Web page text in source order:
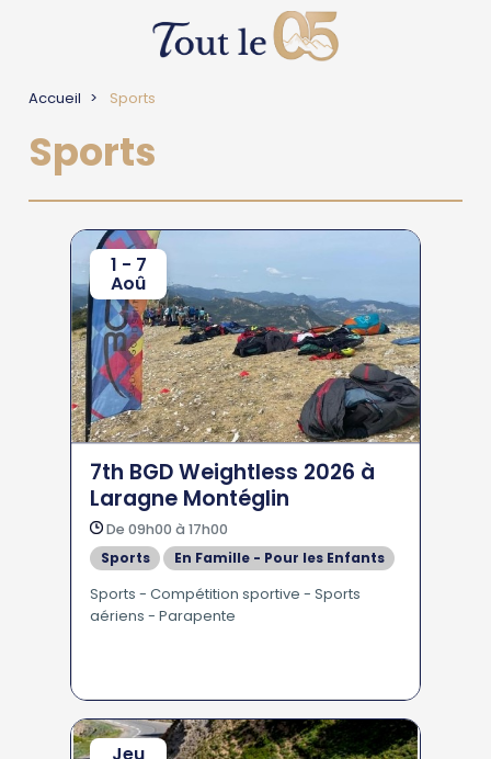
Accueil Sports
Sports
1 - 7
Aoû
7th BGD Weightless 2026 à
Laragne Montéglin
De 09h00 à 17h00
Sports
En Famille - Pour les Enfants
Sports - Compétition sportive - Sports
aériens - Parapente